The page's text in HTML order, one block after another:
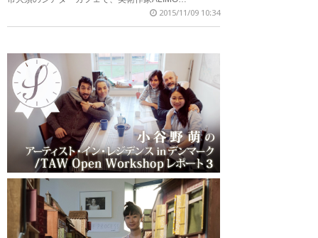
2015/11/09 10:34